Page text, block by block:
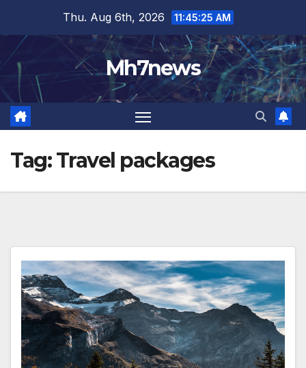
content
Thu. Aug 6th, 2026 11:45:26 AM
Mh7news
Tag:Travel packages